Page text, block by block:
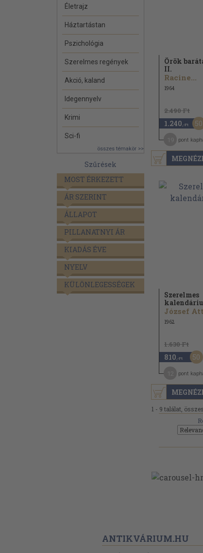
Életrajz
Háztartástan
Pszichológia
Szerelmes regények
Akció, kaland
Idegennyelv
Krimi
Sci-fi
összes témakör >>
Szűrések
MOST ÉRKEZETT
ÁR SZERINT
ÁLLAPOT
PILLANATNYI ÁR
KIADÁS ÉVE
NYELV
KÜLÖNLEGESSÉGEK
Örök
II.
Racine...
1964
2.490 Ft
1.240 ,-Ft 50
pont
Szerelmes
József
1962
1.630 Ft
810 ,-Ft 50
pont
1 - 9 találat,
ANTIKVÁRIUM.HU